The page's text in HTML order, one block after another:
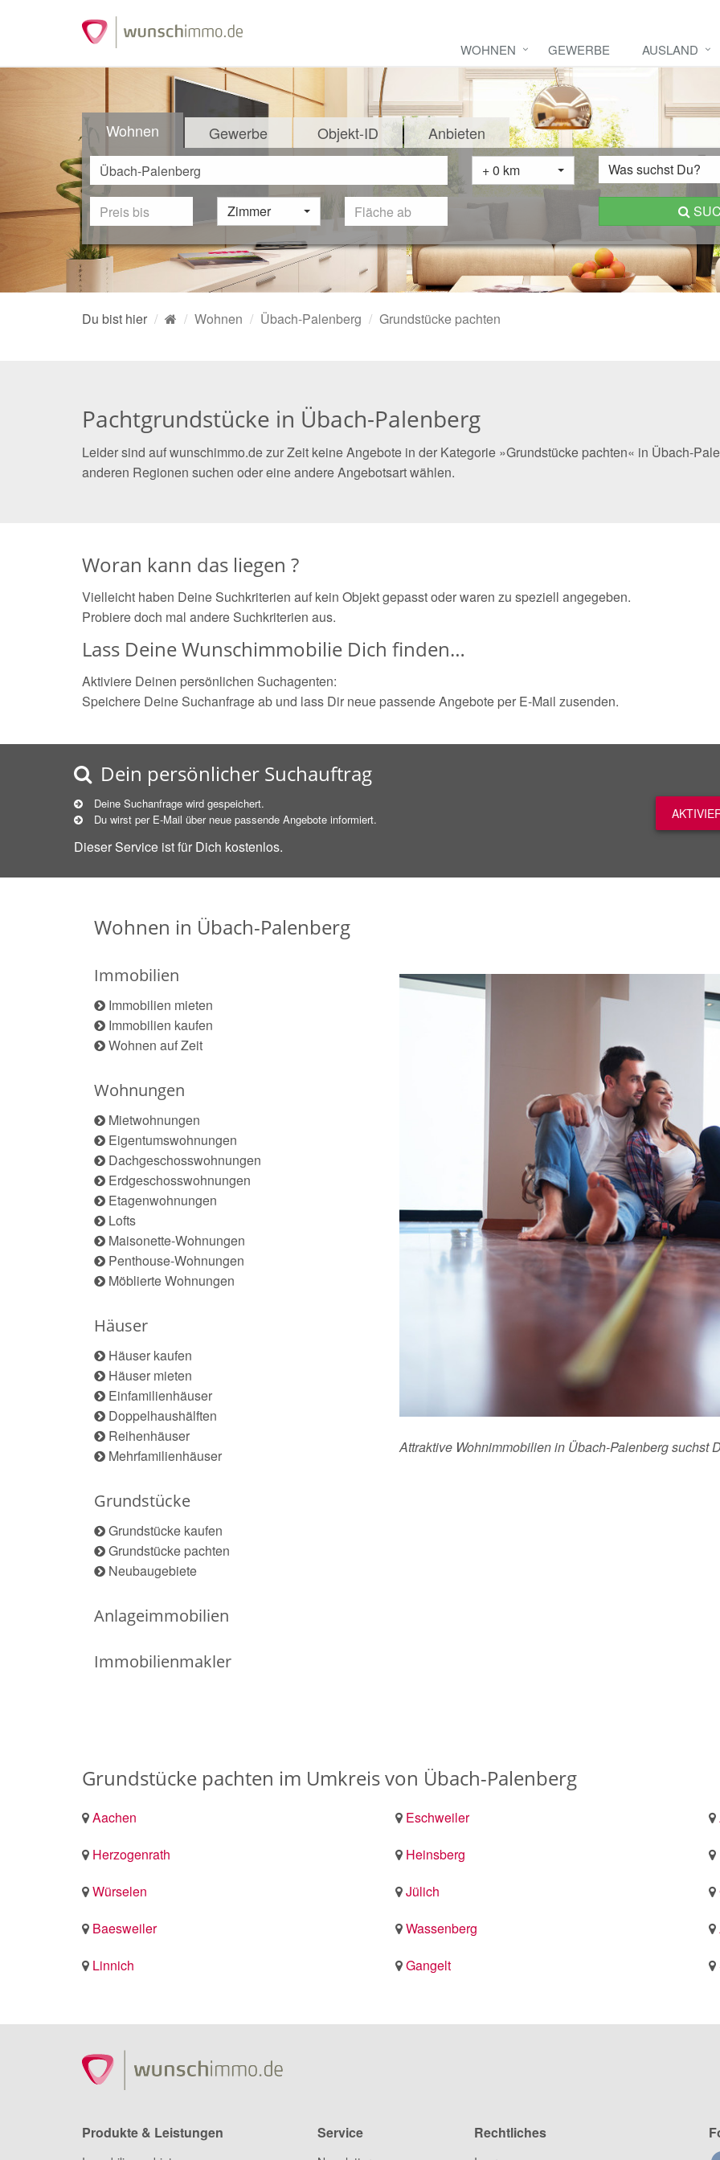
WOHNEN GEWERBE AUSLAND
Wohnen Gewerbe Objekt-ID Anbieten
+ 0 km Was suchst Du?
Zimmer
Du bist hier Wohnen Übach-Palenberg Grundstücke pachten
Pachtgrundstücke in Übach-Palenberg
Leider sind auf wunschimmo.de zur Zeit keine Angebote in der Kategorie »Grundstücke pachten« in Übach-
anderen Regionen suchen oder eine andere Angebotsart wählen.
Woran kann das liegen ?
Vielleicht haben Deine Suchkriterien auf kein Objekt gepasst oder waren zu speziell angegeben.
Probiere doch mal andere Suchkriterien aus.
Lass Deine Wunschimmobilie Dich finden…
Aktiviere Deinen persönlichen Suchagenten:
Speichere Deine Suchanfrage ab und lass Dir neue passende Angebote per E-Mail zusenden.
Dein persönlicher Suchauftrag
Deine Suchanfrage wird gespeichert.
Du wirst per E-Mail über neue passende Angebote informiert.
Dieser Service ist für Dich kostenlos.
Wohnen in Übach-Palenberg
Immobilien
Immobilien mieten
Immobilien kaufen
Wohnen auf Zeit
Wohnungen
Mietwohnungen
Eigentumswohnungen
Dachgeschosswohnungen
Erdgeschosswohnungen
Etagenwohnungen
Lofts
Maisonette-Wohnungen
Penthouse-Wohnungen
Möblierte Wohnungen
Häuser
Häuser kaufen
Häuser mieten
Einfamilienhäuser
Doppelhaushälften
Reihenhäuser
Mehrfamilienhäuser
Grundstücke
Grundstücke kaufen
Grundstücke pachten
Neubaugebiete
Anlageimmobilien
Immobilienmakler
Attraktive Wohnimmobilien in Übach-Palenberg suchst
Grundstücke pachten im Umkreis von Übach-Palenberg
Aachen Eschweiler
Herzogenrath
Heinsberg
Würselen
Jülich
Baesweiler
Wassenberg
Linnich
Gangelt
Produkte & Leistungen Service Rechtliches